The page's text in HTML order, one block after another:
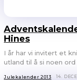
Hines
I år har vi invitert et
utland til å si noen
Julekalender 2013 14.